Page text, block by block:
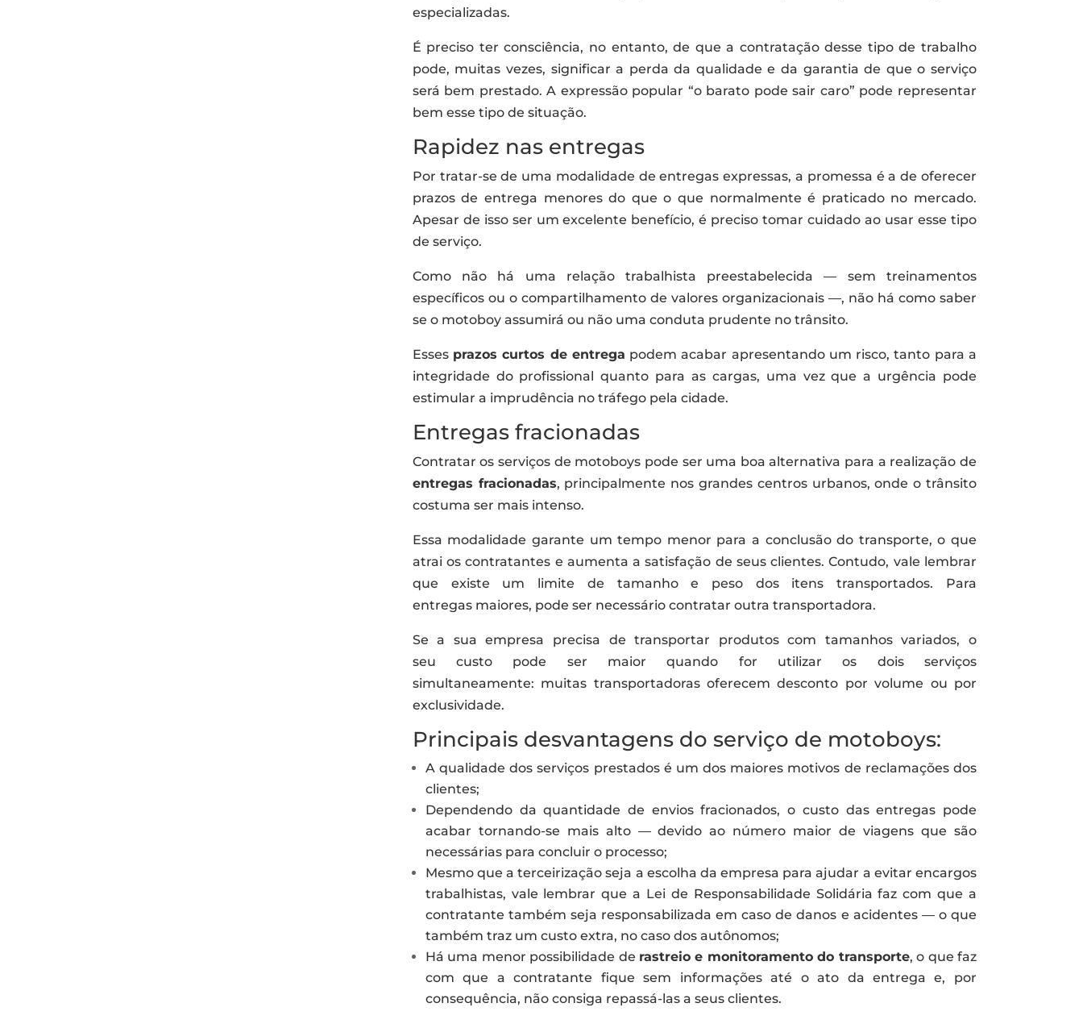
especializadas.
É preciso ter consciência, no entanto, de que a contratação desse tipo de trabalho
pode, muitas vezes, significar a perda da qualidade e da garantia de que o serviço
será bem prestado. A expressão popular “o barato pode sair caro” pode representar
bem esse tipo de situação.
Rapidez nas entregas
Por tratar-se de uma modalidade de entregas expressas, a promessa é a de oferecer
prazos de entrega menores do que o que normalmente é praticado no mercado.
Apesar de isso ser um excelente benefício, é preciso tomar cuidado ao usar esse tipo
de serviço.
Como não há uma relação trabalhista preestabelecida — sem treinamentos
específicos ou o compartilhamento de valores organizacionais —, não há como saber
se o motoboy assumirá ou não uma conduta prudente no trânsito.
Esses prazos curtos de entrega podem acabar apresentando um risco, tanto para a
integridade do profissional quanto para as cargas, uma vez que a urgência pode
estimular a imprudência no tráfego pela cidade.
Entregas fracionadas
Contratar os serviços de motoboys pode ser uma boa alternativa para a realização de
entregas fracionadas, principalmente nos grandes centros urbanos, onde o trânsito
costuma ser mais intenso.
Essa modalidade garante um tempo menor para a conclusão do transporte, o que
atrai os contratantes e aumenta a satisfação de seus clientes. Contudo, vale lembrar
que existe um limite de tamanho e peso dos itens transportados. Para
entregas maiores, pode ser necessário contratar outra transportadora.
Se a sua empresa precisa de transportar produtos com tamanhos variados, o
seu custo pode ser maior quando for utilizar os dois serviços
simultaneamente: muitas transportadoras oferecem desconto por volume ou por
exclusividade.
Principais desvantagens do serviço de motoboys:
A qualidade dos serviços prestados é um dos maiores motivos de reclamações dos
clientes;
Dependendo da quantidade de envios fracionados, o custo das entregas pode
acabar tornando-se mais alto — devido ao número maior de viagens que são
necessárias para concluir o processo;
Mesmo que a terceirização seja a escolha da empresa para ajudar a evitar encargos
trabalhistas, vale lembrar que a Lei de Responsabilidade Solidária faz com que a
contratante também seja responsabilizada em caso de danos e acidentes — o que
também traz um custo extra, no caso dos autônomos;
Há uma menor possibilidade de rastreio e monitoramento do transporte, o que faz
com que a contratante fique sem informações até o ato da entrega e, por
consequência, não consiga repassá-las a seus clientes.